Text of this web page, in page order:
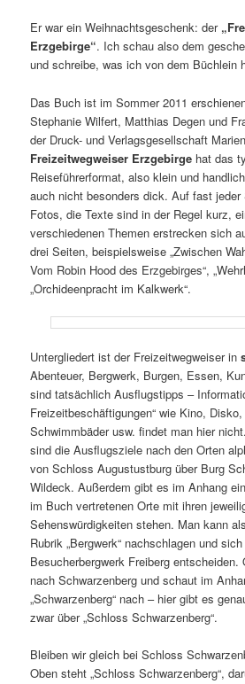
Er war ein Weihnachtsgeschenk: der
Erzgebirge“. Ich schau also dem
und schreibe, was ich von dem Büchlein
Das Buch ist im Sommer 2011
Stephanie Wilfert, Matthias Degen und
der Druck- und Verlagsgesellschaft
Freizeitwegweiser Erzgebirge hat das
Reiseführerformat, also klein und
auch nicht beson­ders dick. Auf fast
Fotos, die Texte sind in der Regel kurz,
verschie­denen Themen erstre­cken sich
drei Seiten, beispiels­weise „Zwischen
Vom Robin Hood des Erzgebirges“,
„Orchideenpracht im Kalkwerk“.
Untergliedert ist der Freizeitwegweiser in
Abenteuer, Bergwerk, Burgen, Essen,
sind tatsäch­lich Ausflugstipps –
Freizeitbeschäftigungen“ wie Kino,
Schwimmbäder usw. findet man hier
sind die Ausflugsziele nach den Orten
von Schloss Augustustburg über Burg
Wildeck. Außerdem gibt es im Anhang ein
im Buch vertre­tenen Orte mit ihren
Sehenswürdigkeiten stehen. Man kann
Rubrik „Bergwerk“ nach­schlagen und
Besucherbergwerk Freiberg entscheiden.
nach Schwarzenberg und schaut im
„Schwarzenberg“ nach – hier gibt es
zwar über „Schloss Schwarzenberg“.
Bleiben wir gleich bei Schloss
Oben steht „Schloss Schwarzenberg“,